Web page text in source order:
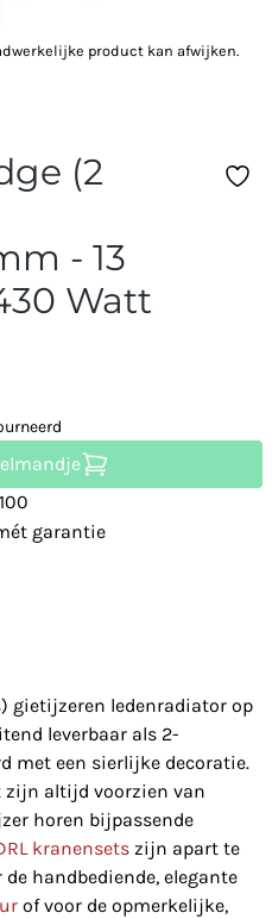
product kan afwijken.
(2
- 13
Watt
garantie
gietijzeren ledenradiator op
leverbaar als 2-
met een sierlijke decoratie.
zijn altijd voorzien van
horen bijpassende
kranensets zijn apart te
handbediende, elegante
of voor de opmerkelijke,